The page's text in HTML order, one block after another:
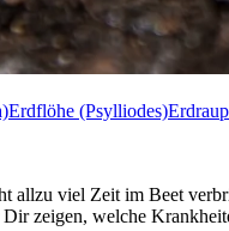
Erdflöhe (Psylliodes)
allzu viel Zeit im Beet
zeigen, welche